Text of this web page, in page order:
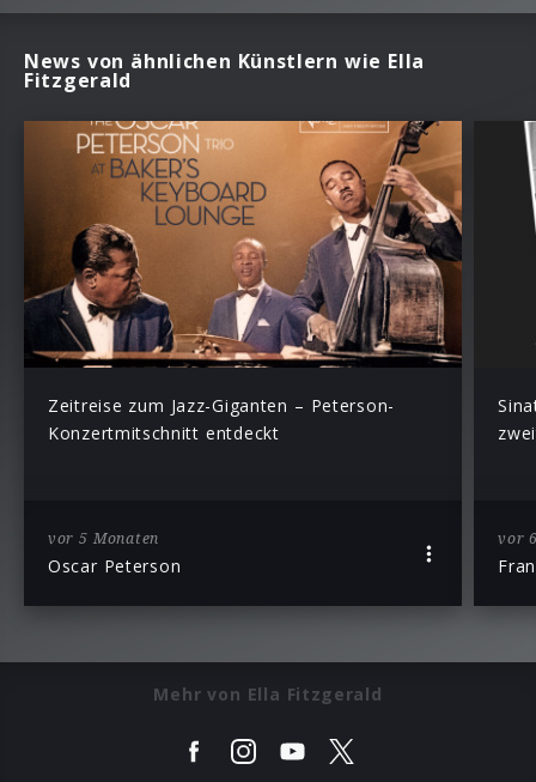
News von ähnlichen Künstlern wie Ella
Fitzgerald
Zeitreise zum Jazz-Giganten – Peterson-
Konzertmitschnitt entdeckt
vor 5 Monaten
Oscar Peterson
vor
Mehr von Ella Fitzgerald